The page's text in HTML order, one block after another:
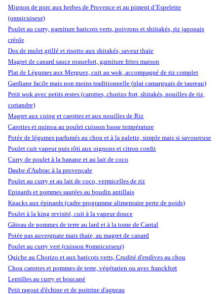
Mignon de porc aux herbes de Provence et au piment d’Espelette
(omnicuiseur)
Poulet au curry, garniture haricots verts, poivrons et shiitakés, riz japonais
créole
Dos de mulet grillé et risotto aux shitakés, saveur thaïe
Magret de canard sauce roquefort, garniture frites maison
Plat de Légumes aux Merguez, cuit au wok, accompagné de riz complet
Gardiane facile mais non moins traditionnelle (plat camarguais de taureau)
Petit wok avec petits restes (carottes, chorizo fort, shitakés, nouilles de riz,
coriandre)
Magret aux coing et carottes et aux nouilles de Riz
Carottes et quinoa au poulet cuisson basse température
Potée de légumes parfumés au chou et à la palette, simple mais si savoureuse
Poulet cuit vapeur puis rôti aux oignons et citron confit
Curry de poulet à la banane et au lait de coco
Daube d'Aubrac à la provençale
Poulet au curry et au lait de coco, vermicelles de riz
Epinards et pommes sautées au boudin antillais
Knacks aux épinards (cadre programme alimentaire perte de poids)
Poulet à la king revisité, cuit à la vapeur douce
Gâteau de pommes de terre au lard et à la tome de Cantal
Potée pas auvergnate mais thaïe, au magret de canard
Poulet au curry vert (cuisson #omnicuiseur)
Quiche au Chorizo et aux haricots verts, Crudité d'endives au chou
Chou carottes et pommes de terre, végétarien ou avec franckfort
Lentilles au curry et boucané
Petit ragout d'échine et de poitrine d'agneau